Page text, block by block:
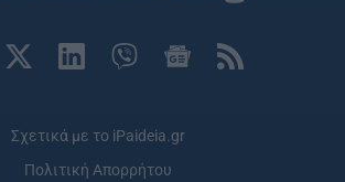
Σχετικά με το iPaideia.gr
Πολιτική Απορρήτου